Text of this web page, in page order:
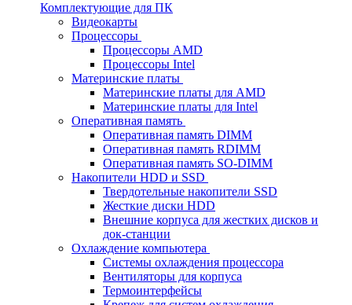
Комплектующие для ПК
Видеокарты
Процессоры
Процессоры AMD
Процессоры Intel
Материнские платы
Материнские платы для AMD
Материнские платы для Intel
Оперативная память
Оперативная память DIMM
Оперативная память RDIMM
Оперативная память SO-DIMM
Накопители HDD и SSD
Твердотельные накопители SSD
Жесткие диски HDD
Внешние корпуса для жестких дисков и
док-станции
Охлаждение компьютера
Системы охлаждения процессора
Вентиляторы для корпуса
Термоинтерфейсы